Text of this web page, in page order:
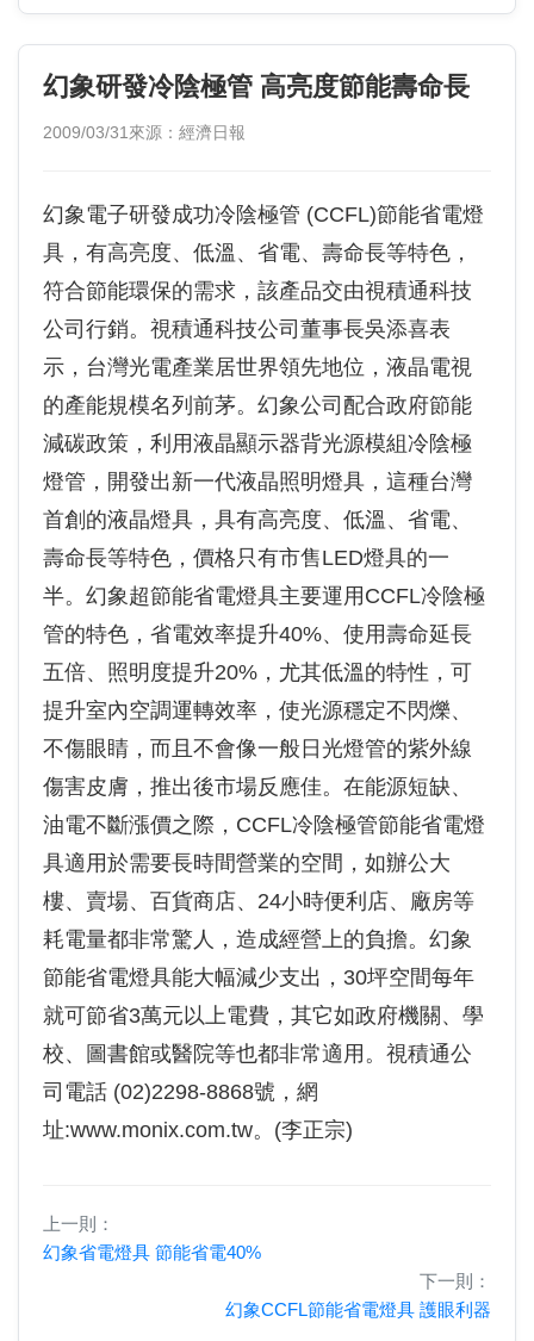
幻象研發冷陰極管 高亮度節能壽命長
2009/03/31 來源：經濟日報
幻象電子研發成功冷陰極管 (CCFL)節能省電燈
具，有高亮度、低溫、省電、壽命長等特色，
符合節能環保的需求，該產品交由視積通科技
公司行銷。視積通科技公司董事長吳添喜表
示，台灣光電產業居世界領先地位，液晶電視
的產能規模名列前茅。幻象公司配合政府節能
減碳政策，利用液晶顯示器背光源模組冷陰極
燈管，開發出新一代液晶照明燈具，這種台灣
首創的液晶燈具，具有高亮度、低溫、省電、
壽命長等特色，價格只有市售LED燈具的一
半。幻象超節能省電燈具主要運用CCFL冷陰極
管的特色，省電效率提升40%、使用壽命延長
五倍、照明度提升20%，尤其低溫的特性，可
提升室內空調運轉效率，使光源穩定不閃爍、
不傷眼睛，而且不會像一般日光燈管的紫外線
傷害皮膚，推出後市場反應佳。在能源短缺、
油電不斷漲價之際，CCFL冷陰極管節能省電燈
具適用於需要長時間營業的空間，如辦公大
樓、賣場、百貨商店、24小時便利店、廠房等
耗電量都非常驚人，造成經營上的負擔。幻象
節能省電燈具能大幅減少支出，30坪空間每年
就可節省3萬元以上電費，其它如政府機關、學
校、圖書館或醫院等也都非常適用。視積通公
司電話 (02)2298-8868號，網
址:www.monix.com.tw。(李正宗)
上一則：
幻象省電燈具 節能省電40%
下一則：
幻象CCFL節能省電燈具 護眼利器